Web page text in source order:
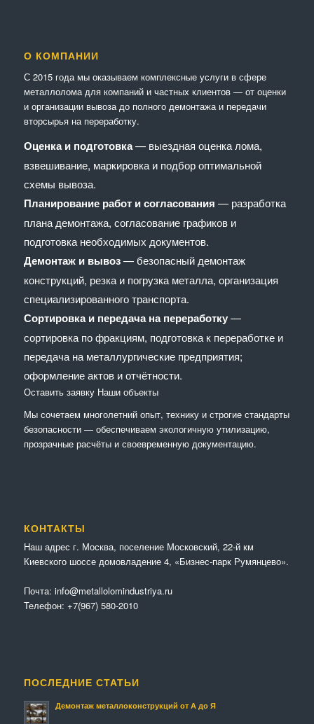
О КОМПАНИИ
С 2015 года мы оказываем комплексные услуги в сфере
металлолома для компаний и частных клиентов — от оценки
и организации вывоза до полного демонтажа и передачи
вторсырья на переработку.
Оценка и подготовка— выездная оценка лома,
взвешивание, маркировка и подбор оптимальной
схемы вывоза.
Планирование работ и согласования — разработка
плана демонтажа, согласование графиков и
подготовка необходимых документов.
Демонтаж и вывоз— безопасный демонтаж
конструкций, резка и погрузка металла, организация
специализированного транспорта.
Сортировка и передача на переработку—
сортировка по фракциям, подготовка к переработке и
передача на металлургические предприятия;
оформление актов и отчётности.
Оставить заявку Наши объекты
Мы сочетaем многолетний опыт, технику и строгие стандарты
безопасности — обеспечиваем экологичную утилизацию,
прозрачные расчёты и своевременную документацию.
КОНТАКТЫ
Наш адрес г. Москва, поселение Московский, 22-й км
Киевского шоссе домовладение 4, «Бизнес-парк Румянцево».
Почта: info@metallolomindustriya.ru
Телефон: +7(967) 580-2010
ПОСЛЕДНИЕ СТАТЬИ
Демонтаж металлоконструкций от А до Я